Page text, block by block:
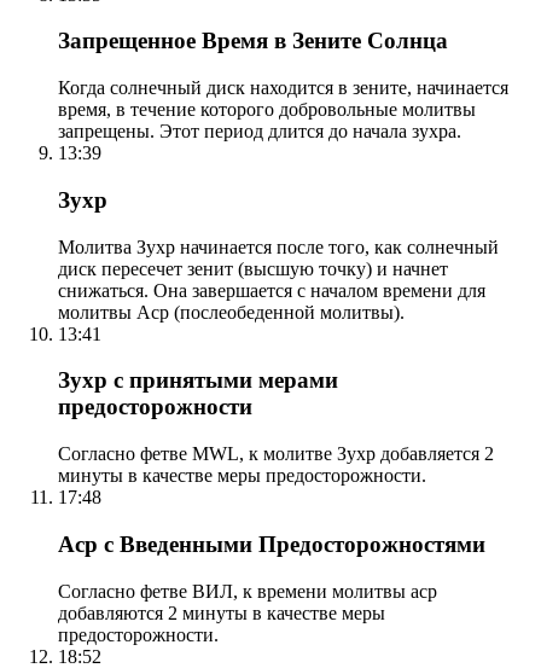
Запрещенное Время в Зените Солнца
Когда солнечный диск находится в зените, начинается
время, в течение которого добровольные молитвы
запрещены. Этот период длится до начала зухра.
13:39
Зухр
Молитва Зухр начинается после того, как солнечный
диск пересечет зенит (высшую точку) и начнет
снижаться. Она завершается с началом времени для
молитвы Аср (послеобеденной молитвы).
13:41
Зухр с принятыми мерами
предосторожности
Согласно фетве MWL, к молитве Зухр добавляется 2
минуты в качестве меры предосторожности.
17:48
Аср с Введенными Предосторожностями
Согласно фетве ВИЛ, к времени молитвы аср
добавляются 2 минуты в качестве меры
предосторожности.
18:52